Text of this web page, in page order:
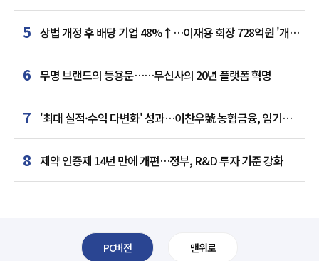
5 상법 개정 후 배당 기업 48%↑…이재용 회장 728억원 '개인
최다'
6 무명 브랜드의 등용문……무신사의 20년 플랫폼 혁명
7 '최대 실적·수익 다변화' 성과…이찬우號 농협금융, 임기
말년 성장 박차
8 제약 인증제 14년 만에 개편…정부, R&D 투자 기준 강화
PC버전 맨위로